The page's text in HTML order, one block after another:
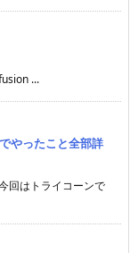
...
やったこと全部詳
回はトライコーンで